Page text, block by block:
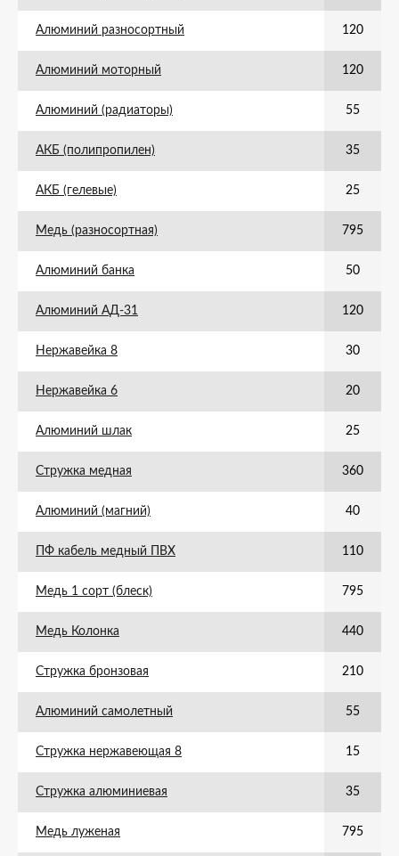
Алюминий разносортный 120
Алюминий моторный 120
Алюминий (радиаторы) 55
АКБ (полипропилен) 35
АКБ (гелевые) 25
Медь (разносортная) 795
Алюминий банка 50
Алюминий АД-31 120
Нержавейка 8 30
Нержавейка 6 20
Алюминий шлак 25
Стружка медная 360
Алюминий (магний) 40
ПФ кабель медный ПВХ 110
Медь 1 сорт (блеск) 795
Медь Колонка 440
Стружка бронзовая 210
Алюминий самолетный 55
Стружка нержавеющая 8 15
Стружка алюминиевая 35
Медь луженая 795